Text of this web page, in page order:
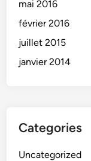
mai 2016
février 2016
juillet 2015
janvier 2014
Categories
Uncategorized